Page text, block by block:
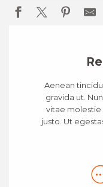
Aenean
gravida ut.
vitae molestie
justo. Ut